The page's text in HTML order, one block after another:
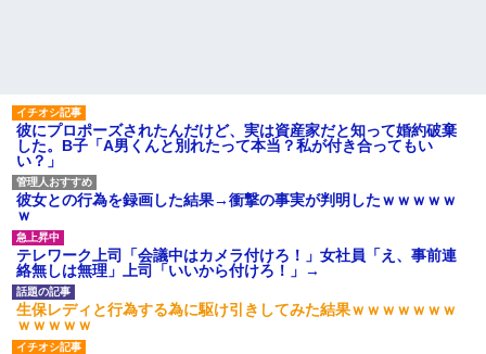
彼にプロポーズされたんだけど、実は資産家だと知って婚約破棄
した。B子「A男くんと別れたって本当？私が付き合ってもい
い？」
彼女との行為を録画した結果→衝撃の事実が判明したｗｗｗｗｗ
ｗ
テレワーク上司「会議中はカメラ付けろ！」女社員「え、事前連
絡無しは無理」上司「いいから付けろ！」→
生保レディと行為する為に駆け引きしてみた結果ｗｗｗｗｗｗｗ
ｗｗｗｗｗ